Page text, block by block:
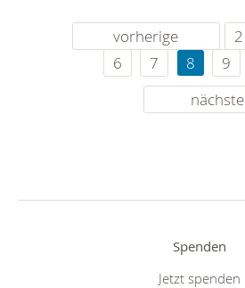
vorherige 2
6
7 8 9
nächste
Spenden
Jetzt spenden